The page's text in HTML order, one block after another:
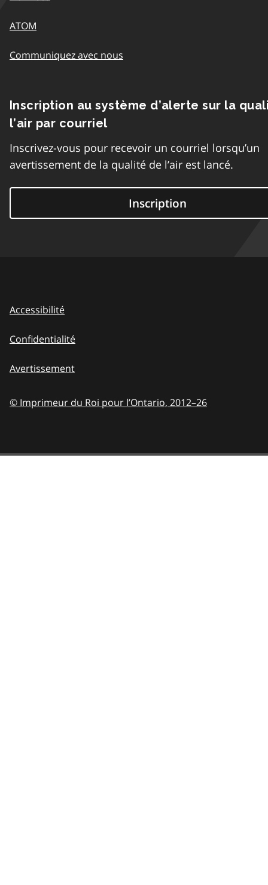
ATOM
Communiquez avec nous
Inscription au système d’alerte sur la
l’air par courriel
Inscrivez-vous pour recevoir un courriel lorsqu’un
avertissement de la qualité de l’air est lancé.
Inscription
Accessibilité
Confidentialité
Avertissement
© Imprimeur du Roi pour l’Ontario, 2012–26